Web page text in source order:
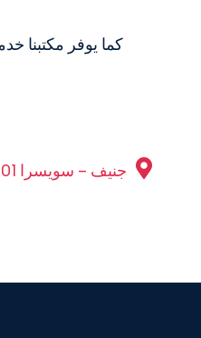
كما يوفر مكتبنا
38 RUE DE ZURICH, 1201 جنيف – سويسرا